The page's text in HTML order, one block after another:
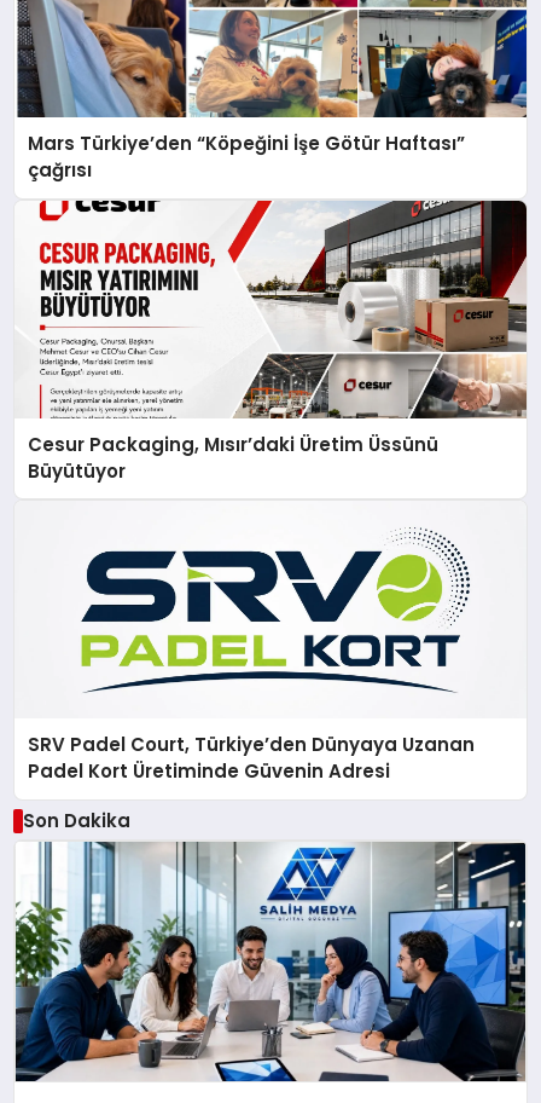
Mars Türkiye’den “Köpeğini İşe Götür Haftası”
çağrısı
Cesur Packaging, Mısır’daki Üretim Üssünü
Büyütüyor
SRV Padel Court, Türkiye’den Dünyaya Uzanan
Padel Kort Üretiminde Güvenin Adresi
Son Dakika